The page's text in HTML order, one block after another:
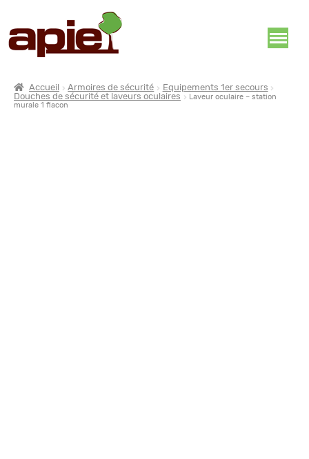
Accueil Armoires de sécurité
Equipements 1er secours
Douches de sécurité et laveurs oculaires
Laveur oculaire – station
murale 1 flacon